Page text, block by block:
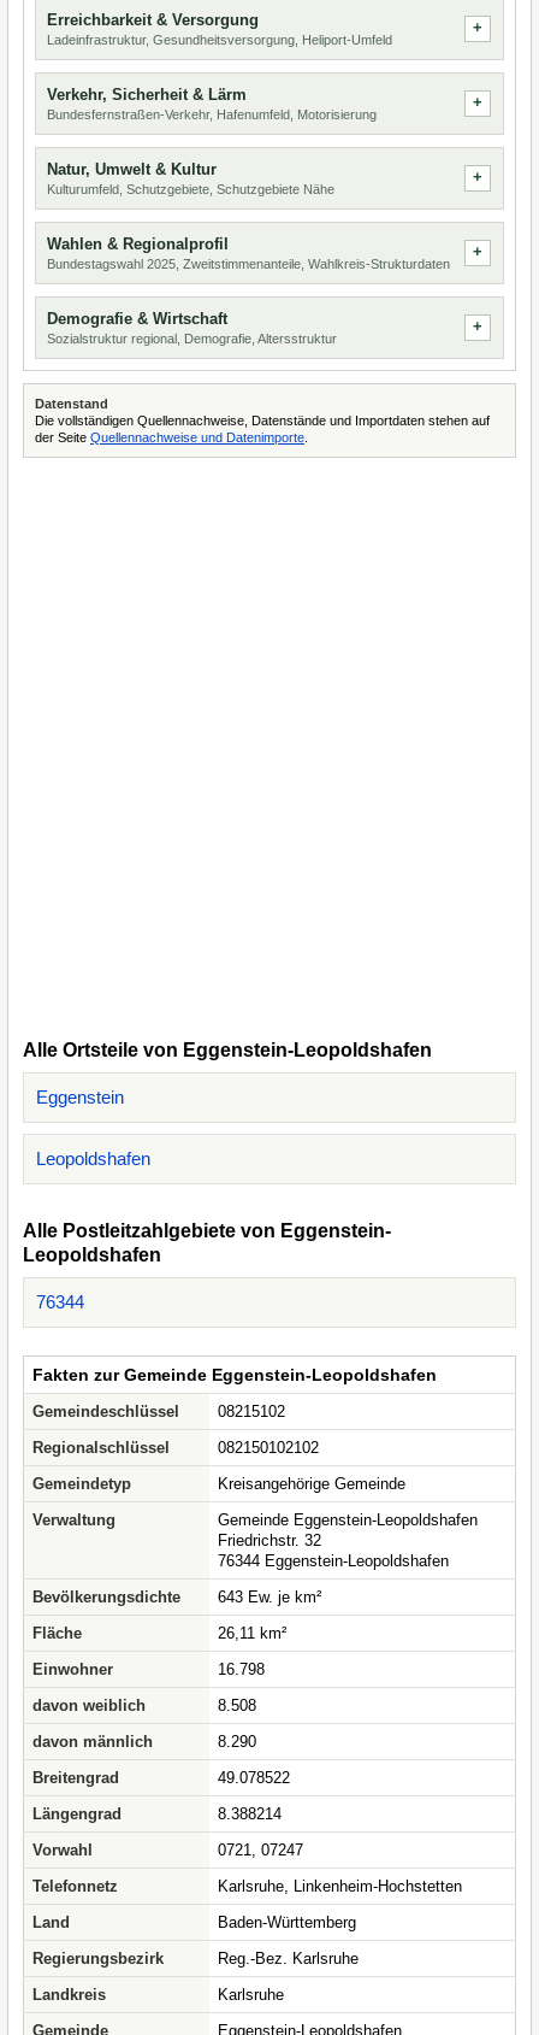
Erreichbarkeit & Versorgung
Ladeinfrastruktur, Gesundheitsversorgung, Heliport-Umfeld
Verkehr, Sicherheit & Lärm
Bundesfernstraßen-Verkehr, Hafenumfeld, Motorisierung
Natur, Umwelt & Kultur
Kulturumfeld, Schutzgebiete, Schutzgebiete Nähe
Wahlen & Regionalprofil
Bundestagswahl 2025, Zweitstimmenanteile, Wahlkreis-Strukturdaten
Demografie & Wirtschaft
Sozialstruktur regional, Demografie, Altersstruktur
Datenstand
Die vollständigen Quellennachweise, Datenstände und Importdaten stehen auf
der Seite Quellennachweise und Datenimporte
Alle Ortsteile von Eggenstein-Leopoldshafen
Eggenstein
Leopoldshafen
Alle Postleitzahlgebiete von Eggenstein-
Leopoldshafen
76344
Fakten zur Gemeinde Eggenstein-Leopoldshafen
Gemeindeschlüssel
08215102
Regionalschlüssel
082150102102
Gemeindetyp
Kreisangehörige Gemeinde
Verwaltung
Gemeinde Eggenstein-Leopoldshafen
Friedrichstr. 32
76344 Eggenstein-Leopoldshafen
Bevölkerungsdichte
643 Ew. je km²
Fläche
26,11 km²
Einwohner
16.798
davon weiblich
8.508
davon männlich
8.290
Breitengrad
49.078522
Längengrad
8.388214
Vorwahl
0721, 07247
Telefonnetz
Karlsruhe, Linkenheim-Hochstetten
Land
Baden-Württemberg
Regierungsbezirk
Reg.-Bez. Karlsruhe
Landkreis
Karlsruhe
Gemeinde
Eggenstein-Leopoldshafen